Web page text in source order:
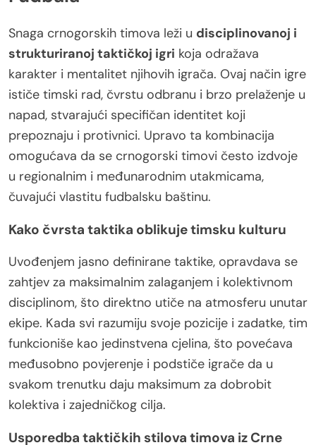
Snaga crnogorskih timova leži u disciplinovanoj i
strukturiranoj taktičkoj igri koja odražava
karakter i mentalitet njihovih igrača. Ovaj način igre
ističe timski rad, čvrstu odbranu i brzo prelaženje u
napad, stvarajući specifičan identitet koji
prepoznaju i protivnici. Upravo ta kombinacija
omogućava da se crnogorski timovi često izdvoje
u regionalnim i međunarodnim utakmicama,
čuvajući vlastitu fudbalsku baštinu.
Kako čvrsta taktika oblikuje timsku kulturu
Uvođenjem jasno definirane taktike, opravdava se
zahtjev za maksimalnim zalaganjem i kolektivnom
disciplinom, što direktno utiče na atmosferu unutar
ekipe. Kada svi razumiju svoje pozicije i zadatke, tim
funkcioniše kao jedinstvena cjelina, što povećava
međusobno povjerenje i podstiče igrače da u
svakom trenutku daju maksimum za dobrobit
kolektiva i zajedničkog cilja.
Usporedba taktičkih stilova timova iz Crne